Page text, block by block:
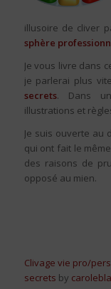
illusoire de cliver
sphère
Je vous livre dans
je parlerai plus
secrets. Dans
illustrations et
Je suis ouverte au
qui ont fait le
des raisons de
opposé au mien.
Clivage vie pro/
secrets by